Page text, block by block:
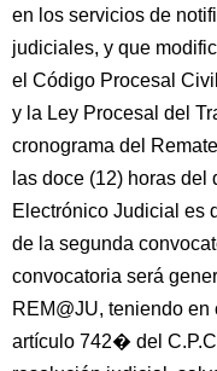
en los servicios de
judiciales, y que
el Código Procesal
y la Ley Procesal del
cronograma del
las doce (12) horas
Electrónico Judicial es
de la segunda
convocatoria será
REM@JU, teniendo
artículo 742� del